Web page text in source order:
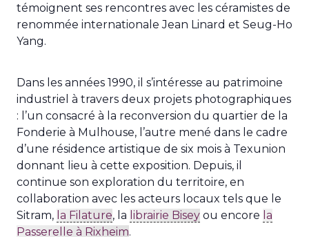
témoignent ses rencontres avec les céramistes de
renommée internationale Jean Linard et Seug-Ho
Yang.
Dans les années 1990, il s’intéresse au patrimoine
industriel à travers deux projets photographiques
: l’un consacré à la reconversion du quartier de la
Fonderie à Mulhouse, l’autre mené dans le cadre
d’une résidence artistique de six mois à Texunion
donnant lieu à cette exposition. Depuis, il
continue son exploration du territoire, en
collaboration avec les acteurs locaux tels que le
Sitram, la Filature, la librairie Bisey ou encore la
Passerelle à Rixheim.